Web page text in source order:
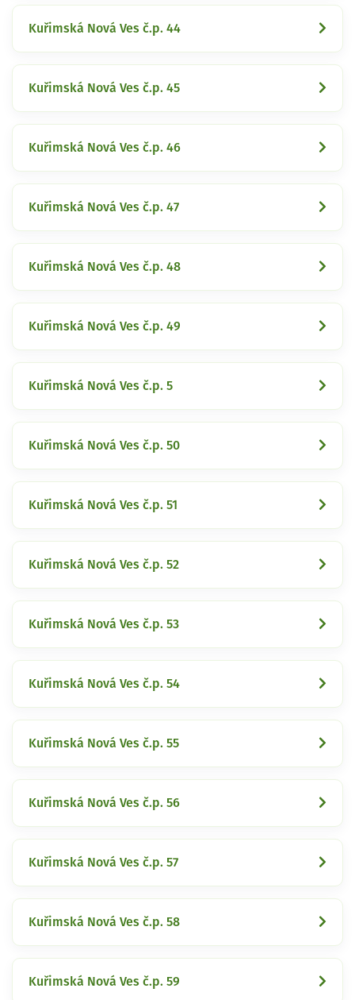
Kuřimská Nová Ves č.p. 44
Kuřimská Nová Ves č.p. 45
Kuřimská Nová Ves č.p. 46
Kuřimská Nová Ves č.p. 47
Kuřimská Nová Ves č.p. 48
Kuřimská Nová Ves č.p. 49
Kuřimská Nová Ves č.p. 5
Kuřimská Nová Ves č.p. 50
Kuřimská Nová Ves č.p. 51
Kuřimská Nová Ves č.p. 52
Kuřimská Nová Ves č.p. 53
Kuřimská Nová Ves č.p. 54
Kuřimská Nová Ves č.p. 55
Kuřimská Nová Ves č.p. 56
Kuřimská Nová Ves č.p. 57
Kuřimská Nová Ves č.p. 58
Kuřimská Nová Ves č.p. 59